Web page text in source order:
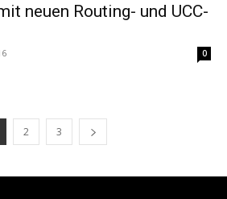
neuen Routing- und UCC-
0
2 3